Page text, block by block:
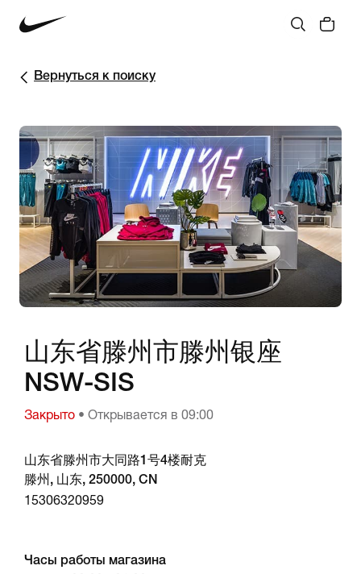
Вернуться к поиску
山东省滕州市滕州银座
NSW-SIS
Закрыто • Открывается в 09:00
山东省滕州市大同路1号4楼耐克
滕州, 山东, 250000, CN
15306320959
Часы работы магазина